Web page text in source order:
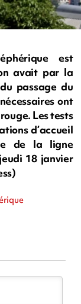
est
avait par la
passage du
ont
Les tests
d’accueil
de la ligne
18 janvier